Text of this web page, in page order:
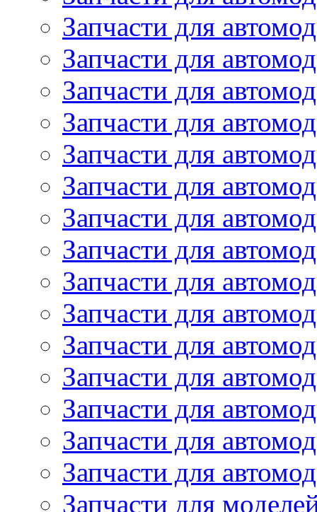
Запчасти для
Запчасти для
Запчасти для
Запчасти для
Запчасти для
Запчасти для
Запчасти для
Запчасти для
Запчасти для
Запчасти для
Запчасти для
Запчасти для
Запчасти для
Запчасти для
Запчасти для
Запчасти для